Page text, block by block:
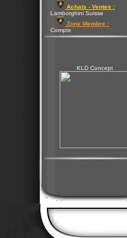
Achats - Ventes :
Lamborghini Suisse
Zone Membre :
Compte
KLD Concept